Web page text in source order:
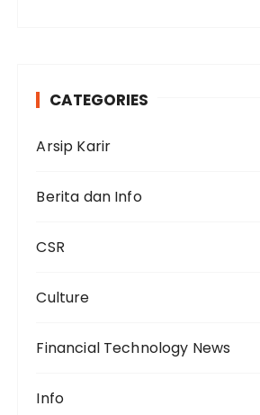
CATEGORIES
Arsip Karir
Berita dan Info
CSR
Culture
Financial Technology News
Info